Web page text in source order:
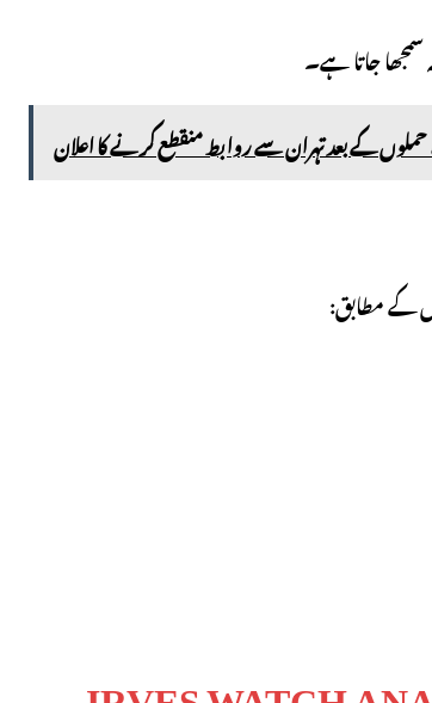
سمجھا جاتا ہے۔
کے مطابق: